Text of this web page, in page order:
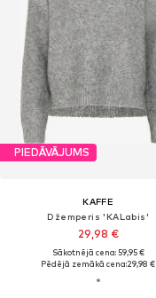
PIEDĀVĀJUMS
KAFFE
Džemperis 'KALabis'
29,98 €
Sākotnējā cena: 59,95 €
Pēdējā zemākā cena:29,98 €